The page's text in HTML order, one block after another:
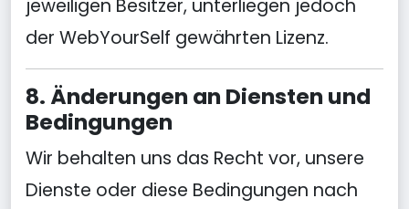
jeweiligen Besitzer, unterliegen jedoch
der WebYourSelf gewährten Lizenz.
8. Änderungen an Diensten und
Bedingungen
Wir behalten uns das Recht vor, unsere
Dienste oder diese Bedingungen nach